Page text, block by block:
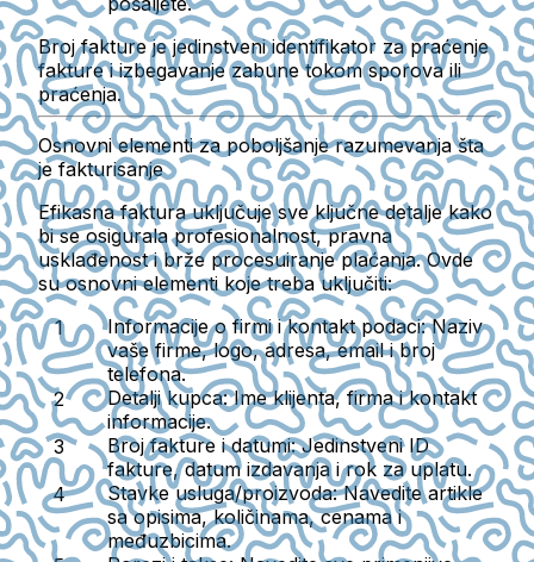
Broj fakture je jedinstveni identifikator za praćenje
fakture i izbegavanje zabune tokom sporova ili
praćenja.
Osnovni elementi za poboljšanje razumevanja šta
je fakturisanje
Efikasna faktura uključuje sve ključne detalje kako
bi se osigurala profesionalnost, pravna
usklađenost i brže procesuiranje plaćanja. Ovde
su osnovni elementi koje treba uključiti:
Informacije o firmi i kontakt podaci: Naziv
vaše firme, logo, adresa, email i broj
telefona.
Detalji kupca: Ime klijenta, firma i kontakt
informacije.
Broj fakture i datumi: Jedinstveni ID
fakture, datum izdavanja i rok za uplatu.
Stavke usluga/proizvoda: Navedite artikle
sa opisima, količinama, cenama i
međuzbicima.